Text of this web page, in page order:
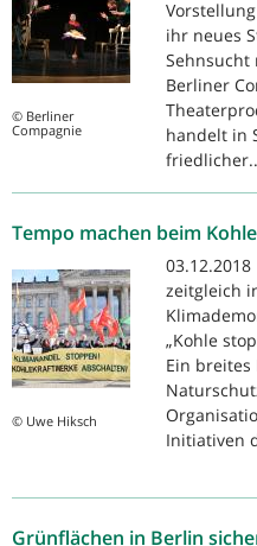
© Berliner
Compagnie
ihr neues
Sehnsucht
Berliner
handelt in
Tempo machen beim
© Uwe Hiksch
zeitgleich
„Kohle
Ein
Initiativen
Grünflächen in Berlin